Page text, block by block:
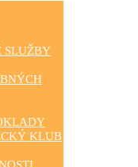
SLUŽBY
KLUB